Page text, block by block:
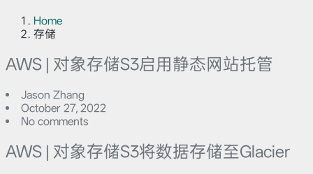
Home
存储
AWS | 对象存储S3启用静态网站托管
Jason Zhang
October 27, 2022
No comments
AWS | 对象存储S3将数据存储至Glacier